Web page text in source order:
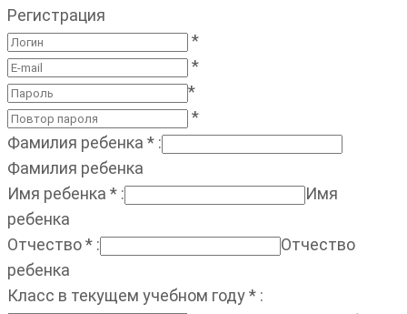
Регистрация
*
*
*
*
Фамилия ребенка * :
Фамилия ребенка
Имя ребенка * :
Имя
ребенка
Отчество* :
Отчество
ребенка
Класс в текущем учебном году* :